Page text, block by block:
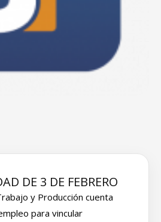
DE 3 DE FEBRERO
y Producción cuenta
para vincular